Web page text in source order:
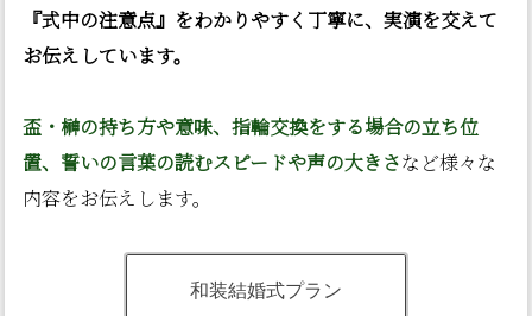
『式中の注意点』をわかりやすく丁寧に、実演を交えて
お伝えしています。
盃・榊の持ち方や意味、指輪交換をする場合の立ち位
置、誓いの言葉の読むスピードや声の大きさなど様々な
内容をお伝えします。
和装結婚式プラン